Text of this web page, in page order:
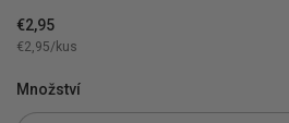
€2,95
€2,95/kus
Množství